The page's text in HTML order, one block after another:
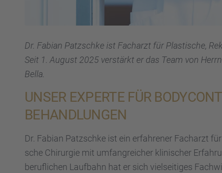
Dr. Fabian Patzschke ist Facharzt für Plasti­sche,
Seit 1. August 2025 verstärkt er das Team von
Bella.
UNSER EXPERTE FÜR
BEHAND­LUN­GEN
Dr. Fabian Patzschke ist ein erfah­re­ner Facharzt
sche Chirur­gie mit umfang­rei­cher klini­scher
beruf­li­chen Laufbahn hat er sich vielsei­ti­ges